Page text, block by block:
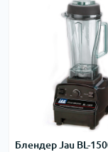
Блендер Jau BL-